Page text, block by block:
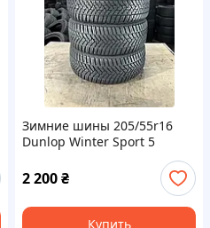
Зимние шины 205/55r16
Dunlop Winter Sport 5
2 200₴
Купить